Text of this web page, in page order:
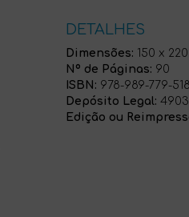
DETALHES
Dimensões: 150 x
Nº de Páginas: 90
ISBN: 978-989-779-
Depósito Legal:
Edição ou